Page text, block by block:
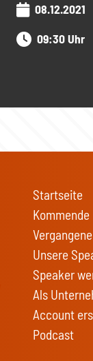
08.12.2021
09:30 Uhr
Startseite
Unsere
Speaker
Als
Account
Podcast